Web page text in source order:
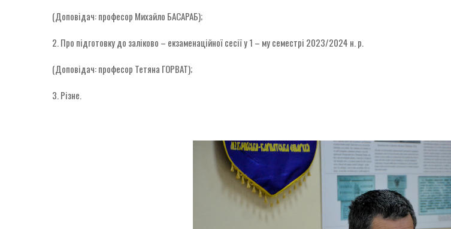
(Доповідач: професор Михайло БАСАРАБ);
2. Про підготовку до заліково – екзаменаційної сесії у 1 – му семестрі 2023/2024 н. р.
(Доповідач: професор Тетяна ГОРВАТ);
3. Різне.